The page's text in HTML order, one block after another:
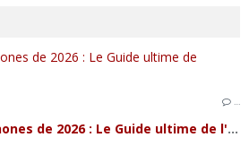
…
Les meilleurs Smartphones de 2026 : Le Guide ultime de l'innovation mobile